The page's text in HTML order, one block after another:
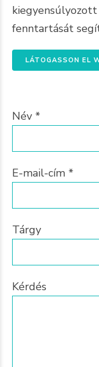
fenntartását
LÁTOGASSON EL
Név *
E-mail-cím *
Tárgy
Kérdés